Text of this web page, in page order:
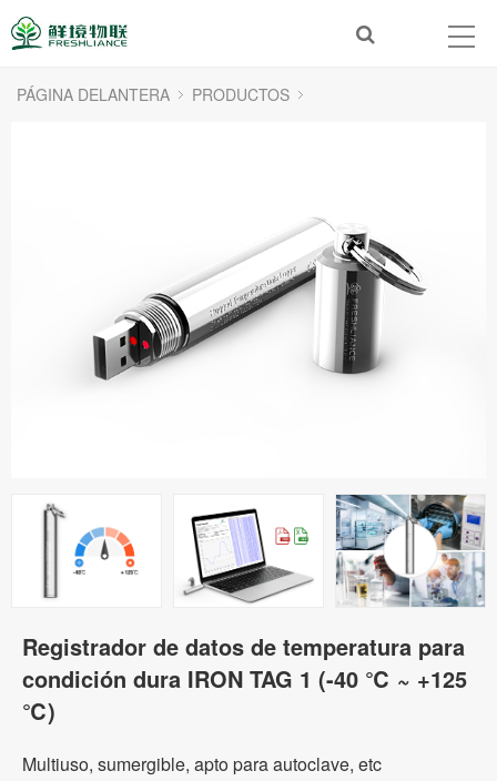
PÁGINA DELANTERA PRODUCTOS
Registrador de datos de temperatura robusto
Registrador de datos de temperatura para
condición dura IRON TAG 1 (-40 ℃ ~ +125
℃)
Multiuso, sumergible, apto para autoclave, etc